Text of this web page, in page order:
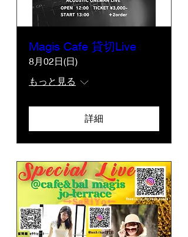
Magis Cafe 貸切Live
8月02日(日)
もっと見る
詳細